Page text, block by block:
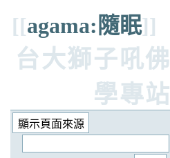
[[agama:隨眠]]
台大獅子吼佛
學專站